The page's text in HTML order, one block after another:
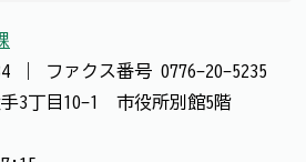
ファクス番号 0776-20-5235
3丁目10-1 市役所別館5階